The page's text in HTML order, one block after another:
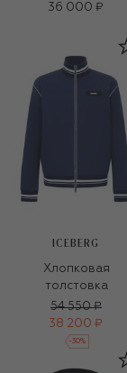
36 000 ₽
ICEBERG
Хлопковая
толстовка
54 550 ₽
38 200 ₽
-30%